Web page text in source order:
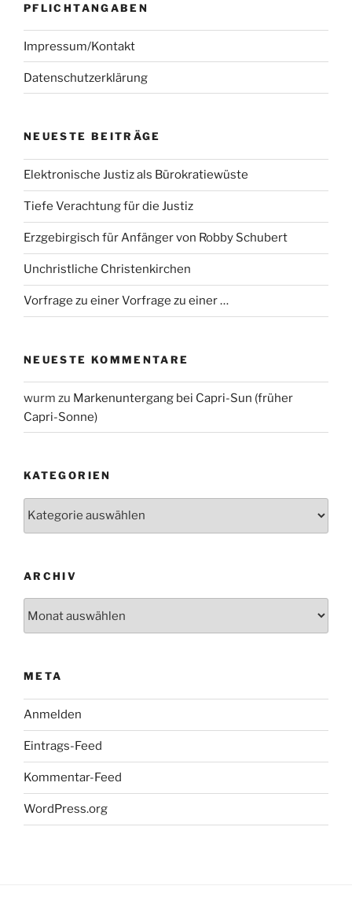
PFLICHTANGABEN
Impressum/Kontakt
Datenschutzerklärung
NEUESTE BEITRÄGE
Elektronische Justiz als Bürokratiewüste
Tiefe Verachtung für die Justiz
Erzgebirgisch für Anfänger von Robby Schubert
Unchristliche Christenkirchen
Vorfrage zu einer Vorfrage zu einer …
NEUESTE KOMMENTARE
wurm zu Markenuntergang bei Capri-Sun (früher
Capri-Sonne)
KATEGORIEN
ARCHIV
META
Anmelden
Eintrags-Feed
Kommentar-Feed
WordPress.org